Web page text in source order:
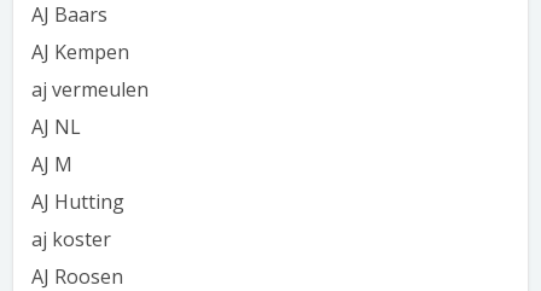
AJ Baars
AJ Kempen
aj vermeulen
AJ NL
AJ M
AJ Hutting
aj koster
AJ Roosen